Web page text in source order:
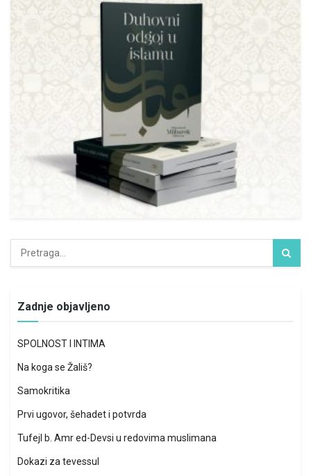
Zadnje objavljeno
SPOLNOST I INTIMA
Na koga se Žališ?
Samokritika
Prvi ugovor, šehadet i potvrda
Tufejl b. Amr ed-Devsi u redovima muslimana
Dokazi za tevessul